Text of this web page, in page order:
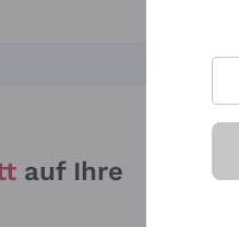
auf Ihre